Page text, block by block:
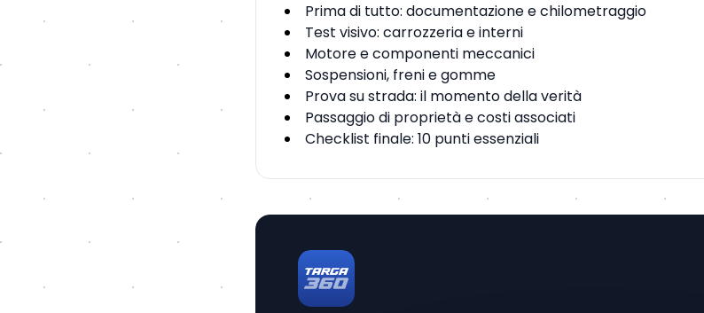
Prima di tutto: documentazione e chilometraggio
Test visivo: carrozzeria e interni
Motore e componenti meccanici
Sospensioni, freni e gomme
Prova su strada: il momento della verità
Passaggio di proprietà e costi associati
Checklist finale: 10 punti essenziali